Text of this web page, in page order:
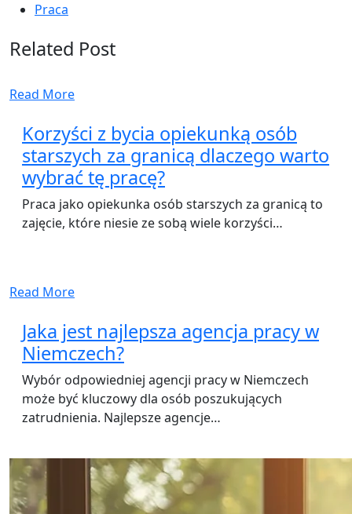
Praca
Related Post
Read More
Korzyści z bycia opiekunką osób
starszych za granicą dlaczego warto
wybrać tę pracę?
Praca jako opiekunka osób starszych za granicą to
zajęcie, które niesie ze sobą wiele korzyści…
Read More
Jaka jest najlepsza agencja pracy w
Niemczech?
Wybór odpowiedniej agencji pracy w Niemczech
może być kluczowy dla osób poszukujących
zatrudnienia. Najlepsze agencje…